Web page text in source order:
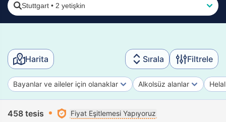
Stuttgart • 2 yetişkin
Harita Sırala Filtrele
Bayanlar ve aileler için olanaklar Alkolsüz alanlar
458 tesis Fiyat Eşitlemesi Yapıyoruz